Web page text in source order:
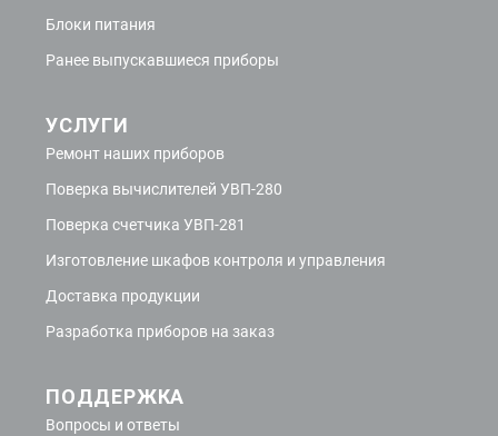
Блоки питания
Ранее выпускавшиеся приборы
УСЛУГИ
Ремонт наших приборов
Поверка вычислителей УВП-280
Поверка счетчика УВП-281
Изготовление шкафов контроля и управления
Доставка продукции
Разработка приборов на заказ
ПОДДЕРЖКА
Вопросы и ответы